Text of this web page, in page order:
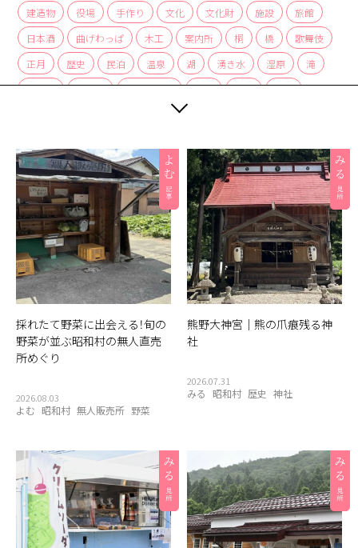
建造物
役場 手作り 文化 文化財 施設
旅館
日本酒
曲げわっぱ 木工 案内所 桐 橋
歌舞伎
正月
歴史 民泊 温泉 湖 湧き水 湿原
滝
炭酸水
炭酸泉 無人販売所 着物 神社
紅茶
編み組み細工
観光案内所
観光物産協会 豆腐 赤カボチャ
足湯
道の駅
郵便局 重要文化財 野菜 釣り
銀行
集落
雑貨 霧幻峡 霧幻峡の渡し 風景
食堂
飲食店
餅
採れたて野菜に出会える！旬の
野菜が並ぶ昭和村の無人直売
所めぐり
2026.08.03
よむ 昭和村 無人販売所 野菜
熊野大神宮｜熊の爪痕残る神
社
2026.07.31
みる 昭和村 歴史 神社